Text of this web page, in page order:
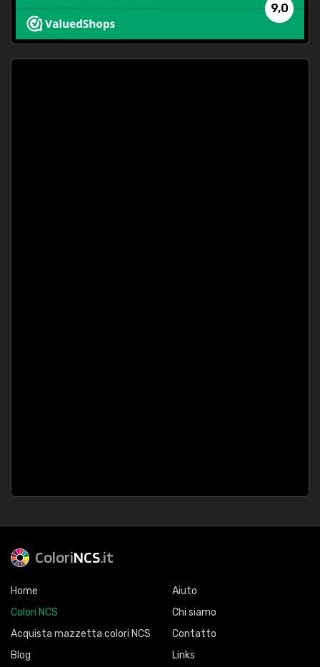
9,0
ColoriNCS.it
Home
Colori NCS
Acquista mazzetta colori NCS
Blog
Aiuto
Chi siamo
Contatto
Links